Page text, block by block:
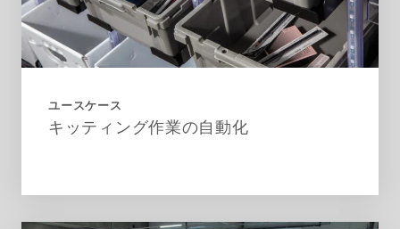
ユースケース
キッティング作業の自動化